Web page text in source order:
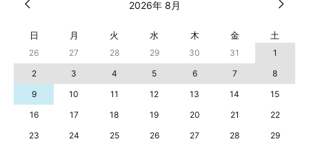
2026年 8月
日 月 火 水 木 金 土
26 27 28 29 30 31
1
2
3 4 5 6 7
8
9
10 11 12 13 14
15
16
17 18 19 20 21
22
23
24 25 26 27 28
29